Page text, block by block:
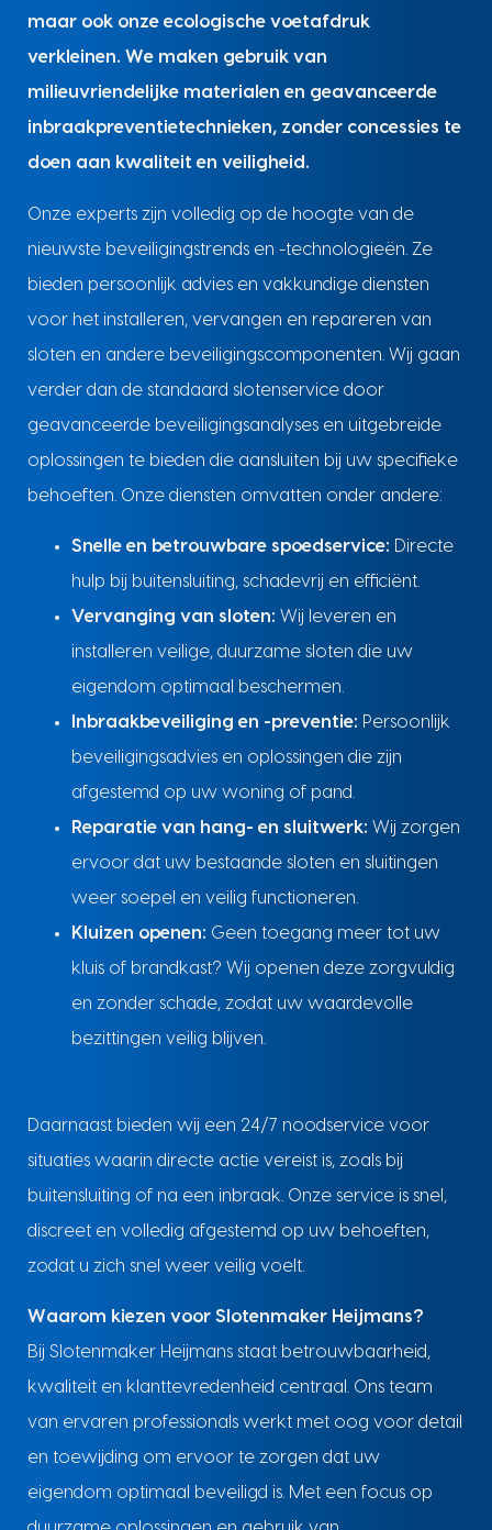
maar ook onze ecologische voetafdruk
verkleinen. We maken gebruik van
milieuvriendelijke materialen en geavanceerde
inbraakpreventietechnieken, zonder concessies te
doen aan kwaliteit en veiligheid.
Onze experts zijn volledig op de hoogte van de
nieuwste beveiligingstrends en -technologieën. Ze
bieden persoonlijk advies en vakkundige diensten
voor het installeren, vervangen en repareren van
sloten en andere beveiligingscomponenten. Wij gaan
verder dan de standaard slotenservice door
geavanceerde beveiligingsanalyses en uitgebreide
oplossingen te bieden die aansluiten bij uw specifieke
behoeften. Onze diensten omvatten onder andere:
Snelle en betrouwbare spoedservice: Directe
hulp bij buitensluiting, schadevrij en efficiënt.
Vervanging van sloten: Wij leveren en
installeren veilige, duurzame sloten die uw
eigendom optimaal beschermen.
Inbraakbeveiliging en -preventie: Persoonlijk
beveiligingsadvies en oplossingen die zijn
afgestemd op uw woning of pand.
Reparatie van hang- en sluitwerk: Wij zorgen
ervoor dat uw bestaande sloten en sluitingen
weer soepel en veilig functioneren.
Kluizen openen: Geen toegang meer tot uw
kluis of brandkast? Wij openen deze zorgvuldig
en zonder schade, zodat uw waardevolle
bezittingen veilig blijven.
Daarnaast bieden wij een 24/7 noodservice voor
situaties waarin directe actie vereist is, zoals bij
buitensluiting of na een inbraak. Onze service is snel,
discreet en volledig afgestemd op uw behoeften,
zodat u zich snel weer veilig voelt.
Waarom kiezen voor Slotenmaker Heijmans?
Bij Slotenmaker Heijmans staat betrouwbaarheid,
kwaliteit en klanttevredenheid centraal. Ons team
van ervaren professionals werkt met oog voor detail
en toewijding om ervoor te zorgen dat uw
eigendom optimaal beveiligd is. Met een focus op